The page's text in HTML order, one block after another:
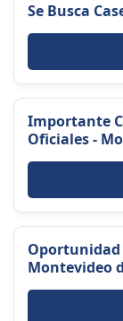
Se Busca
Importante
Oficiales -
Montevideo